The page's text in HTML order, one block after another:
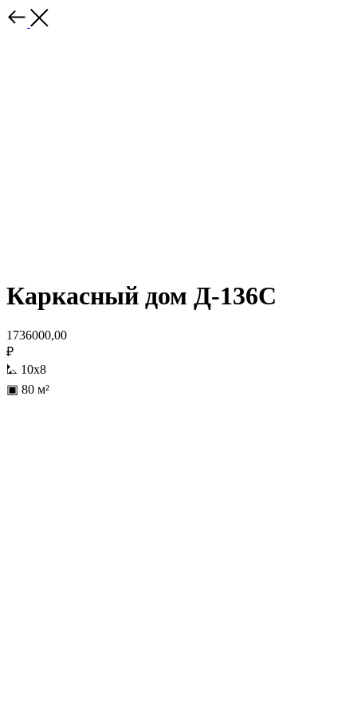
Каркасный дом Д-136С
1736000,00
₽
⛡ 10х8
▣ 80 м²